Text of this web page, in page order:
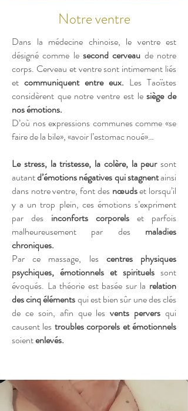
Notre ventre
Dans la médecine chinoise, le ventre est
désigné comme le second cerveau de notre
corps. Cerveau et ventre sont intimement liés
et communiquent entre eux. Les Taoïstes
considèrent que notre ventre est lesiège de
nos émotions.
D’où nos expressions communes comme «se
faire de la bile», «avoir l’estomac noué»…
Le stress, la tristesse, la colère, la peursont
autantd’émotions négatives qui stagnentainsi
dans notre ventre, font des nœudset lorsqu’il
y a un trop plein, ces émotions s’expriment
par des inconforts corporels et parfois
malheureusement par des maladies
chroniques.
Par ce massage, les centres physiques
psychiques, émotionnels et spirituels sont
évoqués. La théorie est basée sur la relation
des cinq élémentsqui est bien sûr une des clés
de ce soin, afin que lesvents pervers qui
causent les troubles corporels et émotionnels
soientenlevés.